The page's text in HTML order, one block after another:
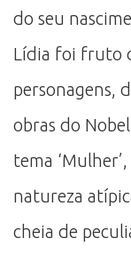
do seu
Lídia foi fruto
personagens,
obras do
tema
natureza
cheia de